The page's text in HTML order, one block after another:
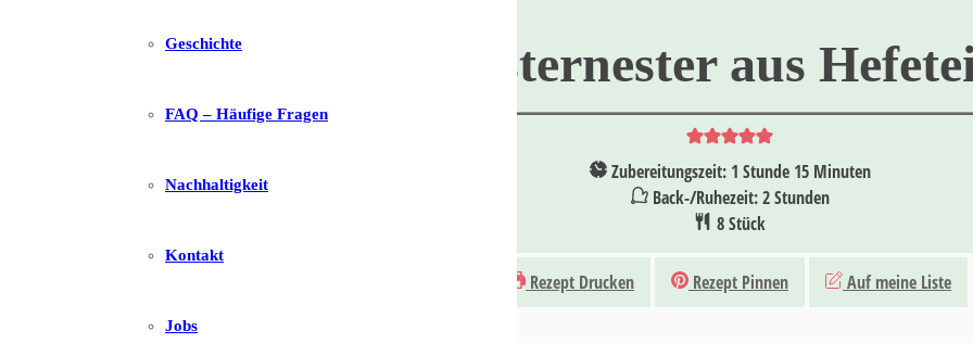
Geschichte
FAQ – Häufige Fragen
Nachhaltigkeit
Kontakt
Jobs
Osternester aus
Zubereitungszeit: 1Stunde
Stunde 15Minuten
Minuten
Back-/Ruhezeit:2Stunden
Stunden
8 Stück
Rezept Drucken Rezept Pinnen Auf meine Liste